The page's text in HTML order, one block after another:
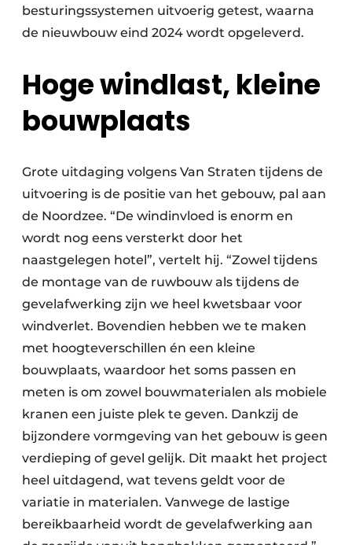
besturingssystemen uitvoerig getest, waarna
de nieuwbouw eind 2024 wordt opgeleverd.
Hoge windlast, kleine
bouwplaats
Grote uitdaging volgens Van Straten tijdens de
uitvoering is de positie van het gebouw, pal aan
de Noordzee. “De windinvloed is enorm en
wordt nog eens versterkt door het
naastgelegen hotel”, vertelt hij. “Zowel tijdens
de montage van de ruwbouw als tijdens de
gevelafwerking zijn we heel kwetsbaar voor
windverlet. Bovendien hebben we te maken
met hoogteverschillen én een kleine
bouwplaats, waardoor het soms passen en
meten is om zowel bouwmaterialen als mobiele
kranen een juiste plek te geven. Dankzij de
bijzondere vormgeving van het gebouw is geen
verdieping of gevel gelijk. Dit maakt het project
heel uitdagend, wat tevens geldt voor de
variatie in materialen. Vanwege de lastige
bereikbaarheid wordt de gevelafwerking aan